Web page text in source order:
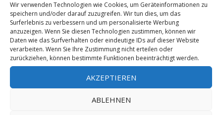
Wir verwenden Technologien wie Cookies, um Geräteinformationen zu
speichern und/oder darauf zuzugreifen. Wir tun dies, um das
Surferlebnis zu verbessern und um personalisierte Werbung
anzuzeigen. Wenn Sie diesen Technologien zustimmen, können wir
Daten wie das Surfverhalten oder eindeutige IDs auf dieser Website
verarbeiten. Wenn Sie Ihre Zustimmung nicht erteilen oder
zurückziehen, können bestimmte Funktionen beeinträchtigt werden.
AKZEPTIEREN
ABLEHNEN
Alternative zur
in den Bergen?